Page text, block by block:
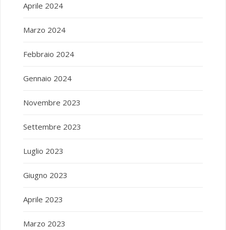
Aprile 2024
Marzo 2024
Febbraio 2024
Gennaio 2024
Novembre 2023
Settembre 2023
Luglio 2023
Giugno 2023
Aprile 2023
Marzo 2023